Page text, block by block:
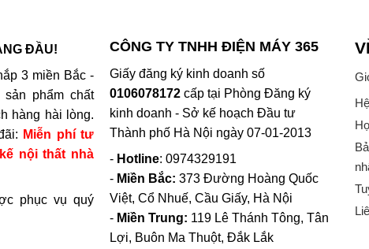
ĐẦU!
3 miền Bắc -
phẩm chất
hàng hài lòng.
Miễn phí tư
nội thất nhà
phục vụ quý
CÔNG TY TNHH ĐIỆN MÁY 365
Giấy đăng ký kinh doanh số
0106078172cấp tại Phòng Đăng ký
kinh doanh - Sở kế hoạch Đầu tư
Thành phố Hà Nội ngày 07-01-2013
- Hotline: 0974329191
- Miền Bắc: 373 Đường Hoàng Quốc
Việt, Cổ Nhuế, Cầu Giấy, Hà Nội
- Miền Trung: 119 Lê Thánh Tông, Tân
Lợi, Buôn Ma Thuột, Đắk Lắk